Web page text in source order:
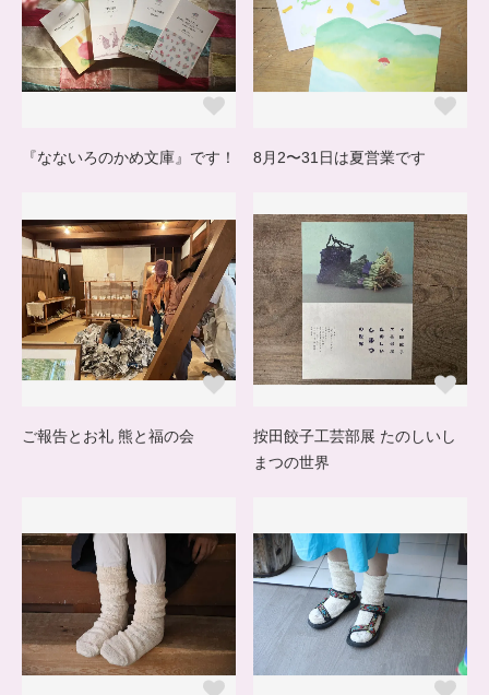
『なないろのかめ文庫』です！ 8月2〜31日は夏営業です
ご報告とお礼 熊と福の会
按田餃子工芸部展 たのしいし
まつの世界